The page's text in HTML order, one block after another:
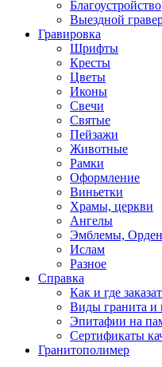
Благоустройство
Выездной
Гравировка
Шрифты
Кресты
Цветы
Иконы
Свечи
Святые
Пейзажи
Животные
Рамки
Оформление
Виньетки
Храмы, церкви
Ангелы
Эмблемы,
Ислам
Разное
Справка
Как и где
Виды гранита и
Эпитафии на
Сертификаты
Гранитополимер